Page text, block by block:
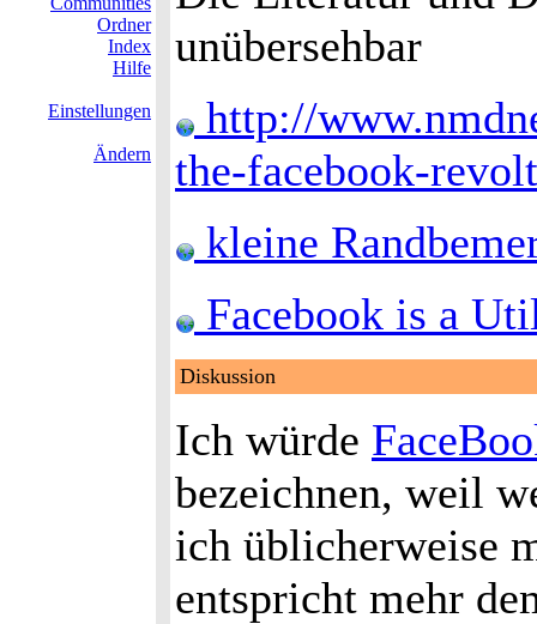
Ordner
Index
Hilfe
Einstellungen
Ändern
unübersehbar
http://
the-facebook-
kleine
Facebook is a
Diskussion
Ich würde
bezeichnen, weil
ich üblicherweise
entspricht mehr